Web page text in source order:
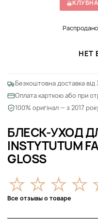
БЛЕСК-УХОД
INSTYTUTUM
GLOSS
Все отзывы о товаре
КЛУБНА
Распродано
НЕТ
Безкоштовна доставка від
Оплата карткою або при
100% оригінал — з 2017